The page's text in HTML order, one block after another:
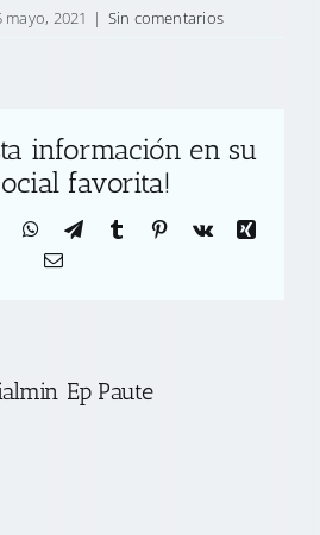
mayo, 2021 | Sin comentarios
información en su
favorita!
WhatsApp
TelegramTumblr Pinterest
Vk
Xing
Correo
Ep Paute